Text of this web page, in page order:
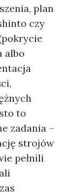
plan
czy
albo
to
zadania –
strojów
pełnili